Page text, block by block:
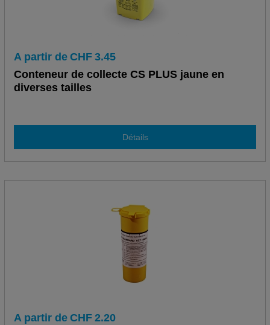
A partir de CHF 3.45
Conteneur de collecte CS PLUS jaune en
diverses tailles
Détails
A partir de CHF 2.20